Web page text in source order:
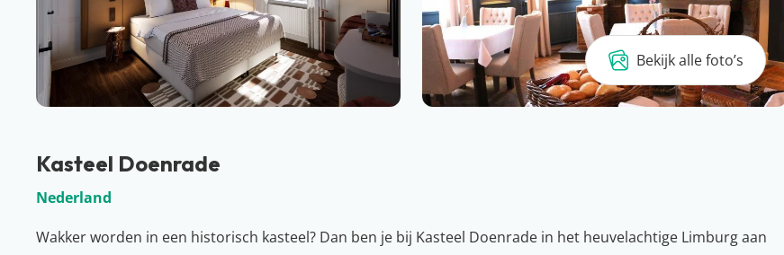
Bekijk alle foto’s
Kasteel Doenrade
Nederland
Wakker worden in een historisch kasteel? Dan ben je bij Kasteel Doenrade in het heuvelachtige Limburg aan